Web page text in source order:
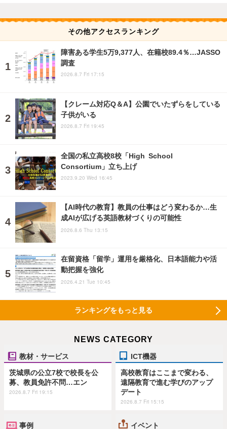
その他アクセスランキング
障害ある学生5万9,377人、在籍校89.4％…JASSO
調査
2026.8.7 Fri 17:15
【クレーム対応Q＆A】公園でいたずらをしている
子供がいる
2026.8.7 Fri 19:45
全国の私立高校8校「High School
Consortium」立ち上げ
2023.9.20 Wed 16:45
【AI時代の教育】教員の仕事はどう変わるか…生
成AIが広げる英語教材づくりの可能性
2026.8.6 Thu 13:15
在留資格「留学」運用を厳格化、日本語能力や活
動把握を強化
2026.4.21 Tue 10:45
ランキングをもっと見る
NEWS CATEGORY
教材・サービス
茨城県の公立7校で校長を公
募、教員免許不問…エン
2026.8.7 Fri 19:15
ICT機器
高校教育はここまで変わる、
遠隔教育で進む学びのアップ
デート
2026.8.7 Fri 15:15
事例 イベント